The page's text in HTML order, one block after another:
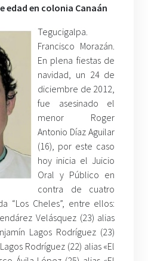
edad en colonia Canaán
Tegucigalpa.
Francisco Morazán.
En plena fiestas de
navidad, un 24 de
diciembre de 2012,
fue asesinado el
menor Roger
Antonio Díaz Aguilar
(16), por este caso
hoy inicia el Juicio
Oral y Público en
contra de cuatro
“Los Cheles”, entre ellos:
Velásquez (23) alias
Lagos Rodríguez (23)
Rodríguez (22) alias «El